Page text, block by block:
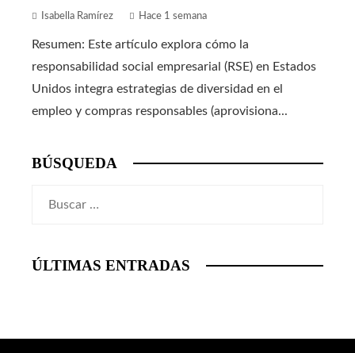
Isabella Ramírez Hace 1 semana
Resumen: Este artículo explora cómo la
responsabilidad social empresarial (RSE) en Estados
Unidos integra estrategias de diversidad en el
empleo y compras responsables (aprovisiona...
BÚSQUEDA
ÚLTIMAS ENTRADAS